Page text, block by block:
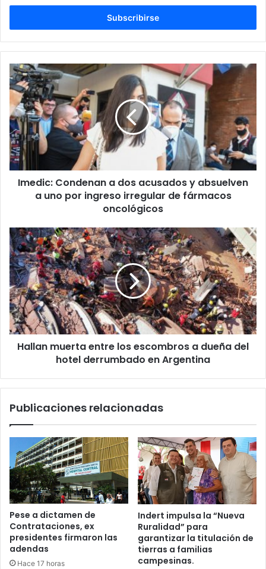
correo
Imedic: Condenan a dos acusados y absuelven
a uno por ingreso irregular de fármacos
oncológicos
Hallan muerta entre los escombros a dueña del
hotel derrumbado en Argentina
Publicaciones relacionadas
Pese a dictamen de
Contrataciones, ex
presidentes firmaron las
adendas
Hace 17 horas
Indert impulsa la “Nueva
Ruralidad” para
garantizar la titulación de
tierras a familias
campesinas.